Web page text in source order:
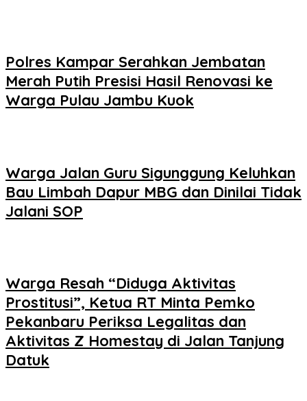
Polres Kampar Serahkan Jembatan
Merah Putih Presisi Hasil Renovasi ke
Warga Pulau Jambu Kuok
Warga Jalan Guru Sigunggung Keluhkan
Bau Limbah Dapur MBG dan Dinilai Tidak
Jalani SOP
Warga Resah “Diduga Aktivitas
Prostitusi”, Ketua RT Minta Pemko
Pekanbaru Periksa Legalitas dan
Aktivitas Z Homestay di Jalan Tanjung
Datuk